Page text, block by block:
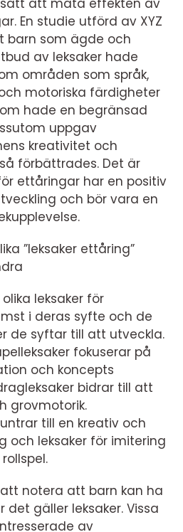
sätt att mäta effekten av
En studie utförd av XYZ
barn som ägde och
av leksaker hade
områden som språk,
motoriska färdigheter
hade en begränsad
uppgav
kreativitet och
förbättrades. Det är
ettåringar har en positiv
och bör vara en
”leksaker ettåring”
leksaker för
i deras syfte och de
de syftar till att utveckla.
fokuserar på
och koncepts
bidrar till att
grovmotorik.
till en kreativ och
och leksaker för imitering
notera att barn kan ha
det gäller leksaker. Vissa
av